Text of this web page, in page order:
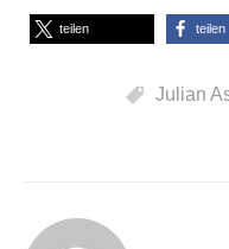
teilen teilen
Julian